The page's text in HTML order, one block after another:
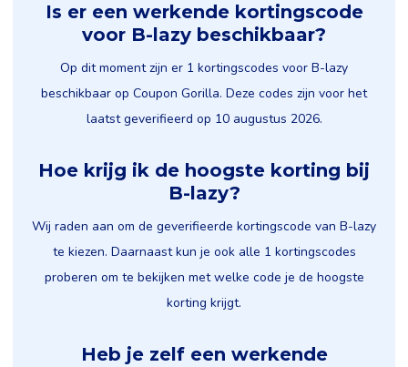
Is er een werkende kortingscode
voor B-lazy beschikbaar?
Op dit moment zijn er 1 kortingscodes voor B-lazy
beschikbaar op Coupon Gorilla. Deze codes zijn voor het
laatst geverifieerd op 10 augustus 2026.
Hoe krijg ik de hoogste korting bij
B-lazy?
Wij raden aan om de geverifieerde kortingscode van B-lazy
te kiezen. Daarnaast kun je ook alle 1 kortingscodes
proberen om te bekijken met welke code je de hoogste
korting krijgt.
Heb je zelf een werkende